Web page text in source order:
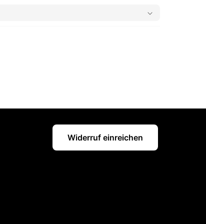
Widerruf einreichen